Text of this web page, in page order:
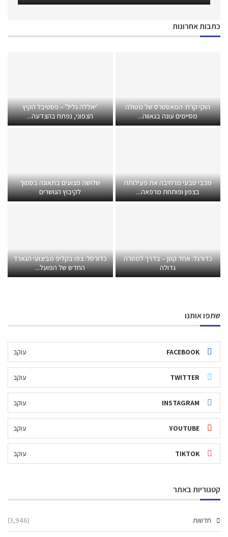
כתבות אחרונות
הוקי קרח: המאסטרס של מטולה
מסיימים עונה בגאווה...
'יאללה גליל' – פסטיבל הקיץ
הצפוני, נפתח בהצדעה...
מכבי טבעי מרחיבה את פעילותה
בצפון ופותחת מרפאה...
שלושה פצועים בתאונה בסמוך
לקיבוץ הגושרים
כדורגל: אחד קטן – בדרך למטרה
גדולה
כדורסל: צפו בקליפ מביצועי הגארד
החדש של הפועל...
שתפו אותנו
FACEBOOK עוקב
TWITTER עוקב
INSTAGRAM עוקב
YOUTUBE עוקב
TIKTOK עוקב
קטגוריות באתר
חדשות (3,946)